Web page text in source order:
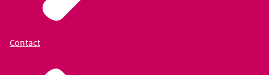
Contact